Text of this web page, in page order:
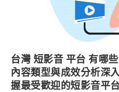
台灣 短影音 平台 有哪
內容類型與成效分析深
握最受歡迎的短影音平